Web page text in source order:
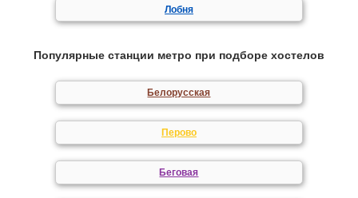
Лобня
Популярные станции метро при подборе хостелов
Белорусская
Перово
Беговая